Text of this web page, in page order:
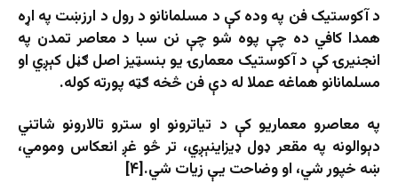
د آکوستیک فن په وده کې د مسلمانانو د رول د ارزښت په اړه
همدا کافي ده چې پوه شو چې نن سبا د معاصر تمدن په
انجنیرۍ کې د آکوستیک معمارۍ یو بنسټیز اصل ګڼل کېږي او
مسلمانانو هماغه عملا له دې فن څخه ګټه پورته کوله.
په معاصرو معماریو کې د تیاترونو او سترو تالارونو شاتني
دېوالونه په مقعر ډول ډیزاینېږي، تر څو غږ انعکاس ومومي،
ښه خپور شي، او وضاحت یې زیات شي.[۴]